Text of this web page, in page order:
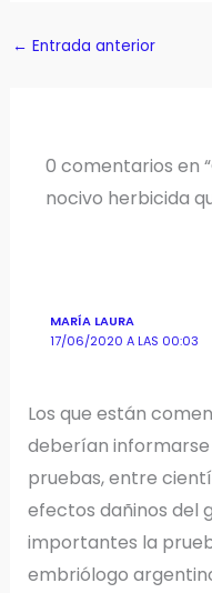
← Entrada anterior
0 comentarios en
nocivo herbicida
MARÍA LAURA
17/06/2020 A LAS 00:03
Los que están
deberían informarse
pruebas, entre
efectos dañinos del
importantes la
embriólogo